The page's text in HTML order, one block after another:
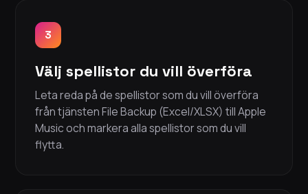
3
Välj spellistor du vill överföra
Leta reda på de spellistor som du vill överföra
från tjänsten File Backup (Excel/XLSX) till Apple
Music och markera alla spellistor som du vill
flytta.